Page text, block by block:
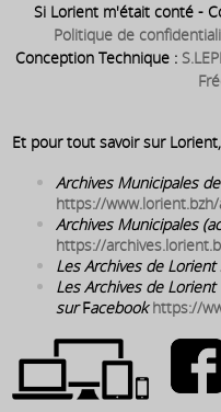
Si Lorient m'était conté -
Politique de
Conception Technique :
Et pour tout savoir sur
Archives Municipales
https://
Archives Municipales
https://
Les Archives de
Les Archives de Lorient
sur Facebook https://